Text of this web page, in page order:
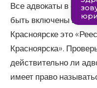
Все адвокаты в
быть включены в
Красноярске это
Красноярска».
действительно ли
имеет право